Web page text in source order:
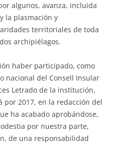
algunos, avanza, incluida
la plasmación y
territoriales de toda
archipiélagos.
haber participado, como
nacional del Consell Insular
Letrado de la institución,
por 2017, en la redacción del
ha acabado aprobándose,
por nuestra parte,
de una responsabilidad